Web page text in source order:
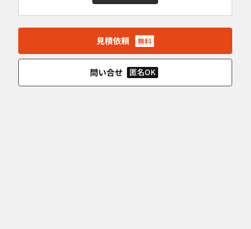
見積依頼 無料
問い合せ 匿名OK